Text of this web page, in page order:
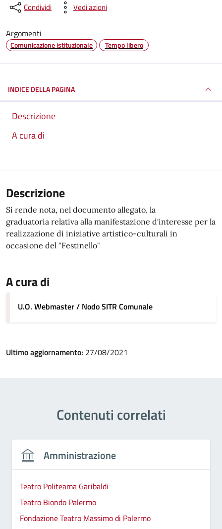
Condividi Vedi azioni
Argomenti
Comunicazione istituzionale Tempo libero
INDICE DELLA PAGINA
Descrizione
A cura di
Descrizione
Si rende nota, nel documento allegato, la
graduatoria relativa alla manifestazione d'interesse per la
realizzazione di iniziative artistico-culturali in
occasione del "Festinello"
A cura di
U.O. Webmaster / Nodo SITR Comunale
Ultimo aggiornamento: 27/08/2021
Contenuti correlati
Amministrazione
Teatro Politeama Garibaldi
Teatro Biondo Palermo
Fondazione Teatro Massimo di Palermo